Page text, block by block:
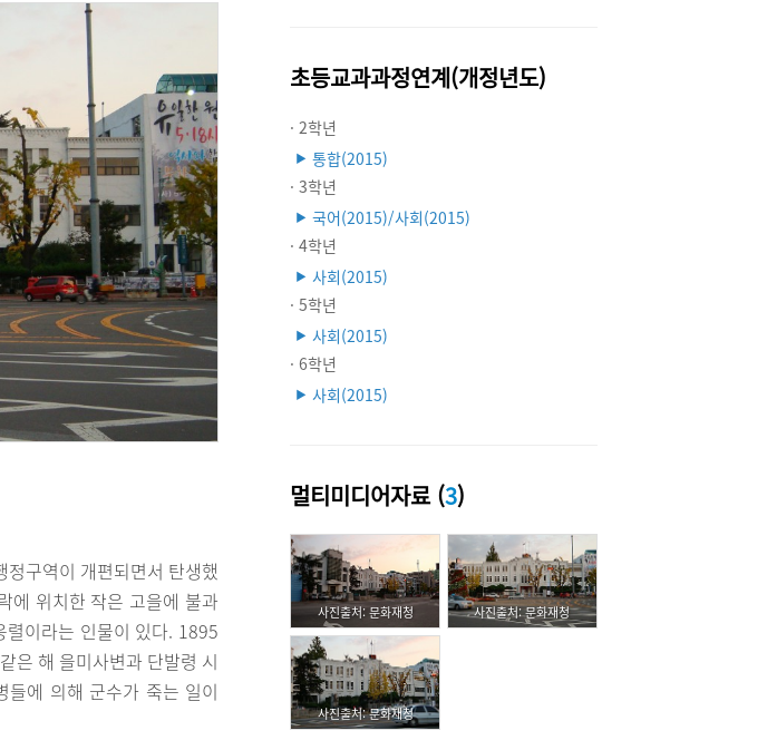
구역이 개편되면서 탄생했
에 위치한 작은 고을에 불과
이라는 인물이 있다. 1895
은 해 을미사변과 단발령 시
들에 의해 군수가 죽는 일이
초등교과과정연계(개정년도)
· 2학년
▶ 통합(2015)
· 3학년
▶ 국어(2015)/사회(2015)
· 4학년
▶ 사회(2015)
· 5학년
▶ 사회(2015)
· 6학년
▶ 사회(2015)
멀티미디어자료 (3)
사진출처: 문화재청 사진출처: 문화재청
사진출처: 문화재청